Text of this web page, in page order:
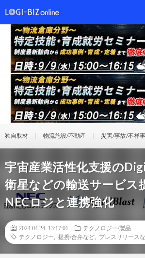
独自取材 物流施設/不動産 災害/事故/不祥事
宇宙産業活性化支援の
衛星などの輸送サービス
NECロジと連携強化
2024.04.24 13:17:01
テクノロジー/製品
テクノロジー
提携/合弁など プレスリリース